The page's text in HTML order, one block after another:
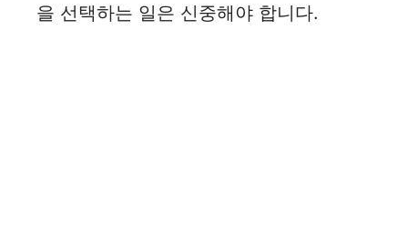
을 선택하는 일은 신중해야 합니다.